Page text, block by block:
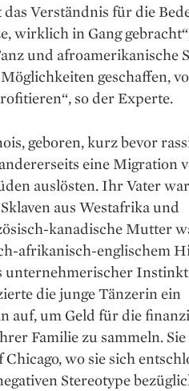
Verständnis für die
wirklich in Gang
und afroamerikanische
geschaffen,
so der Experte.
geboren, kurz bevor
eine Migration
aus­lösten. Ihr Vater
aus Westafrika und
kanadische Mutter
afrikanisch-englischem
unternehmerischer
die junge Tänzerin ein
auf, um Geld für die
Familie zu sammeln.
wo sie sich
Stereotype